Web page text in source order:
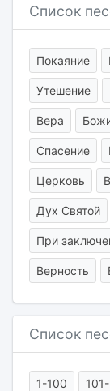
Список
Покаяние
Утешение
Вера
Спасение
Церковь
Дух Святой
При
Верность
Список
1-100